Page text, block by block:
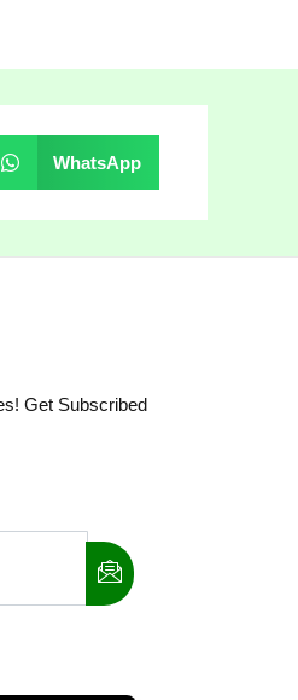
WhatsApp
Get Subscribed